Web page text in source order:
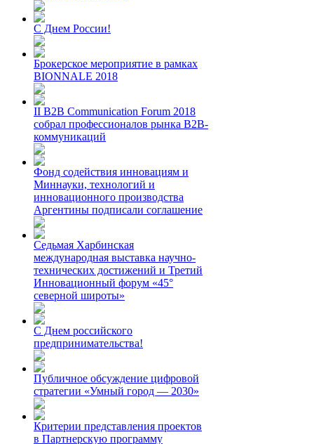
С Днем России!
Брокерское мероприятие в рамках
BIONNALE 2018
II B2B Communication Forum 2018
собрал профессионалов рынка B2B-
коммуникаций
Фонд содействия инновациям и
Миннауки, технологий и
инновационного производства
Аргентины подписали соглашение
Седьмая Харбинская
международная выставка научно-
технических достижений и Третий
Инновационный форум «45°
северной широты»
С Днем российского
предпринимательства!
Публичное обсуждение цифровой
стратегии «Умный город — 2030»
Критерии представления проектов
в Партнерскую программу